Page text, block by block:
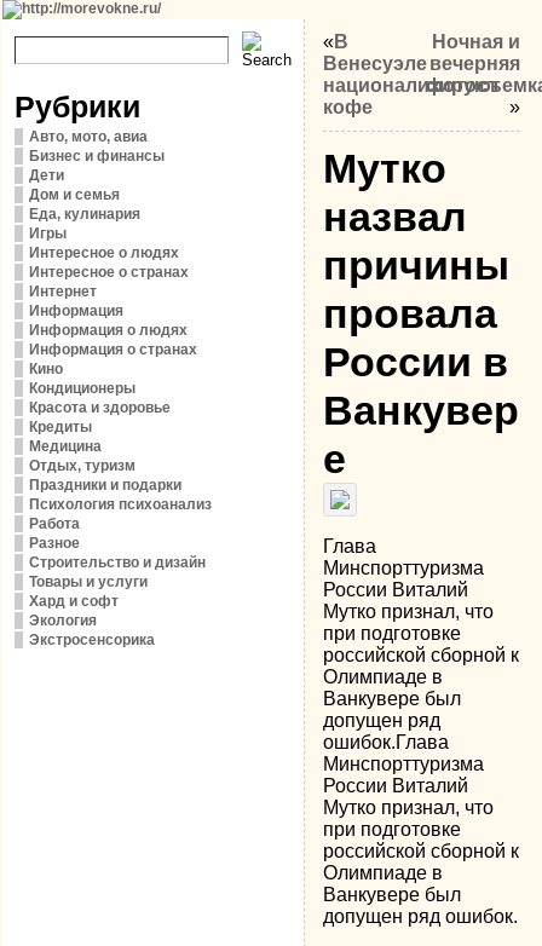
Рубрики
Авто, мото, авиа
Бизнес и финансы
Дети
Дом и семья
Еда, кулинария
Игры
Интересное о людях
Интересное о странах
Интернет
Информация
Информация о людях
Информация о странах
Кино
Кондиционеры
Красота и здоровье
Кредиты
Медицина
Отдых, туризм
Праздники и подарки
Психология психоанализ
Работа
Разное
Строительство и дизайн
Товары и услуги
Хард и софт
Экология
Экстросенсорика
«В
Венесуэле
национализируют
кофе
Ночная и
вечерняя
»
Мутко
назвал
причины
провала
России в
Ванкувер
е
Глава
Минспорттуризма
России Виталий
Мутко признал, что
при подготовке
российской сборной к
Олимпиаде в
Ванкувере был
допущен ряд
ошибок.Глава
Минспорттуризма
России Виталий
Мутко признал, что
при подготовке
российской сборной к
Олимпиаде в
Ванкувере был
допущен ряд ошибок.